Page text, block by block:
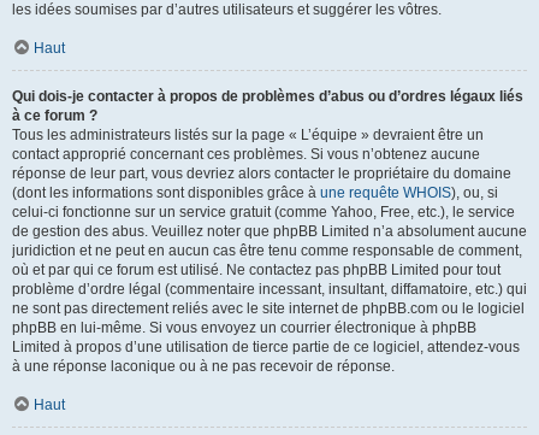
les idées soumises par d’autres utilisateurs et suggérer les vôtres.
Haut
Qui dois-je contacter à propos de problèmes d’abus ou d’ordres légaux liés
à ce forum ?
Tous les administrateurs listés sur la page « L’équipe » devraient être un
contact approprié concernant ces problèmes. Si vous n’obtenez aucune
réponse de leur part, vous devriez alors contacter le propriétaire du domaine
(dont les informations sont disponibles grâce à une requête WHOIS), ou, si
celui-ci fonctionne sur un service gratuit (comme Yahoo, Free, etc.), le service
de gestion des abus. Veuillez noter que phpBB Limited n’a absolument aucune
juridiction et ne peut en aucun cas être tenu comme responsable de comment,
où et par qui ce forum est utilisé. Ne contactez pas phpBB Limited pour tout
problème d’ordre légal (commentaire incessant, insultant, diffamatoire, etc.) qui
ne sont pas directement reliés avec le site internet de phpBB.com ou le logiciel
phpBB en lui-même. Si vous envoyez un courrier électronique à phpBB
Limited à propos d’une utilisation de tierce partie de ce logiciel, attendez-vous
à une réponse laconique ou à ne pas recevoir de réponse.
Haut